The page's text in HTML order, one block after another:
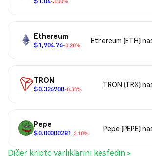
Ethereum
$1,904.76-0.20%
Ethereum (ETH)
TRON
$0.326988-0.30%
TRON (TRX)
Pepe
$0.00000281-2.10%
Pepe (PEPE)
Diğer kripto varlıklarını keşfedin >